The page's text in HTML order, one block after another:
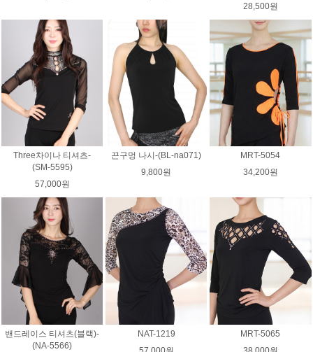
28,500원
Three차이나 티셔츠-
(SM-5595)
57,000원
끈구멍 나시-(BL-na071)
9,800원
MRT-5054
34,200원
밴드레이스 티셔츠(블랙)-
(NA-5566)
NAT-1219
MRT-5065